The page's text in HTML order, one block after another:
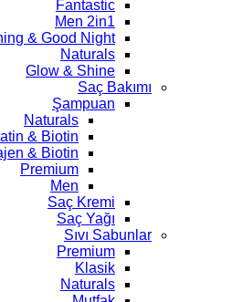
Fantastic
Men 2in1
& Good Night
Naturals
Glow & Shine
Saç Bakımı
Şampuan
Naturals
& Biotin
& Biotin
Premium
Men
Saç Kremi
Saç Yağı
Sıvı Sabunlar
Premium
Klasik
Naturals